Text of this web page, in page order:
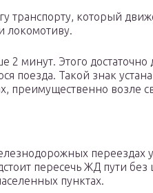
транспорту, который
локомотиву.
2 минут. Этого
поезда. Такой знак
преимущественно возле
переездах
пересечь ЖД пути
пунктах.